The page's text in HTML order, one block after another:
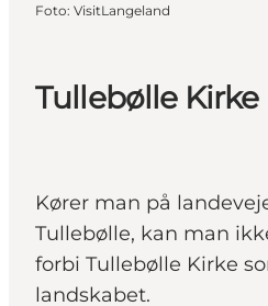
Tullebølle Kirke
Kører man på
Tullebølle, kan man
forbi Tullebølle Kirke
landskabet.
Foto: VisitLangeland